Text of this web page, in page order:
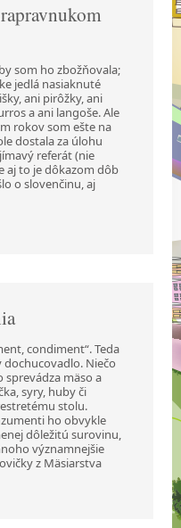
som ho zbožňovala;
jedlá nasiaknuté
ani pirôžky, ani
a ani langoše. Ale
rokov som ešte na
dostala za úlohu
referát (nie
aj to je dôkazom dôb
o slovenčinu, aj
condiment“. Teda
dochucovadlo. Niečo
sprevádza mäso a
syry, huby či
stolu.
ho obvykle
dôležitú surovinu,
významnejšie
z Mäsiarstva